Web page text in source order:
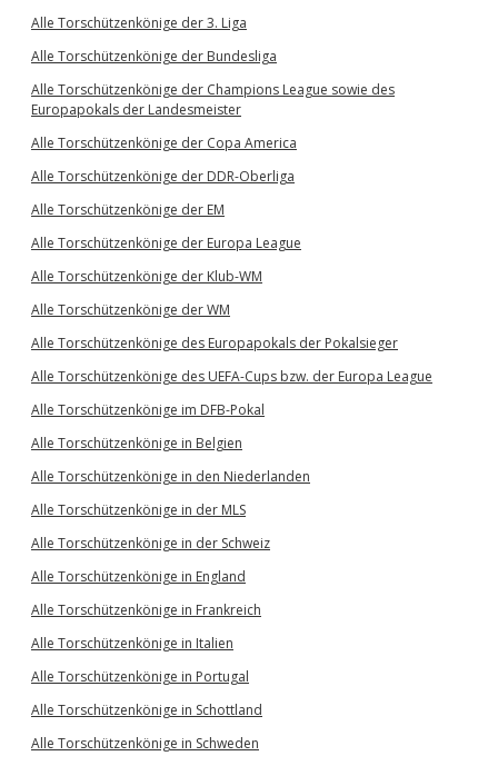
Alle Torschützenkönige der 3. Liga
Alle Torschützenkönige der Bundesliga
Alle Torschützenkönige der Champions League sowie des
Europapokals der Landesmeister
Alle Torschützenkönige der Copa America
Alle Torschützenkönige der DDR-Oberliga
Alle Torschützenkönige der EM
Alle Torschützenkönige der Europa League
Alle Torschützenkönige der Klub-WM
Alle Torschützenkönige der WM
Alle Torschützenkönige des Europapokals der Pokalsieger
Alle Torschützenkönige des UEFA-Cups bzw. der Europa League
Alle Torschützenkönige im DFB-Pokal
Alle Torschützenkönige in Belgien
Alle Torschützenkönige in den Niederlanden
Alle Torschützenkönige in der MLS
Alle Torschützenkönige in der Schweiz
Alle Torschützenkönige in England
Alle Torschützenkönige in Frankreich
Alle Torschützenkönige in Italien
Alle Torschützenkönige in Portugal
Alle Torschützenkönige in Schottland
Alle Torschützenkönige in Schweden